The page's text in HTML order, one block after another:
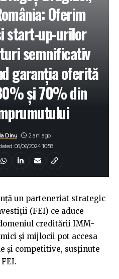
Oferim
start-up-urilor
semnificativ
garanția oferită
și 70% din
06/06/2024 10:58
Dinu 2 ani ago
un parteneriat strategic
(FEI) ce aduce
creditării IMM-
și mijlocii pot accesa
și competitive, susținute